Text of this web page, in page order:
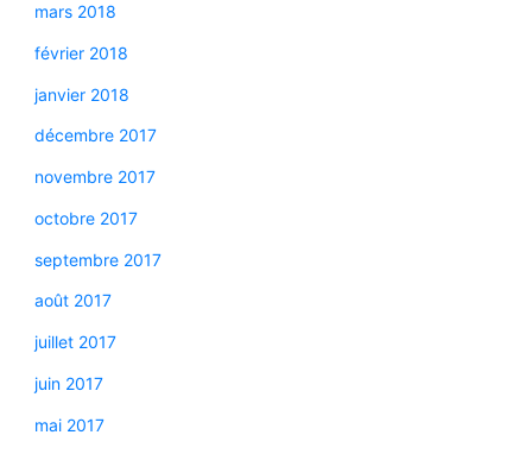
mars 2018
février 2018
janvier 2018
décembre 2017
novembre 2017
octobre 2017
septembre 2017
août 2017
juillet 2017
juin 2017
mai 2017